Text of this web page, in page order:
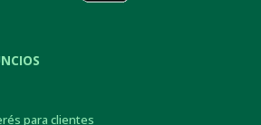
para clientes